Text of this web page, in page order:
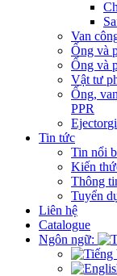
Van
Ống và
Ống và
Vật tư
Ống,
PPR
Ejector
Tin tức
Tin nổi
Kiến
Thông
Tuyển
Liên hệ
Catalogue
Ngôn ngữ: